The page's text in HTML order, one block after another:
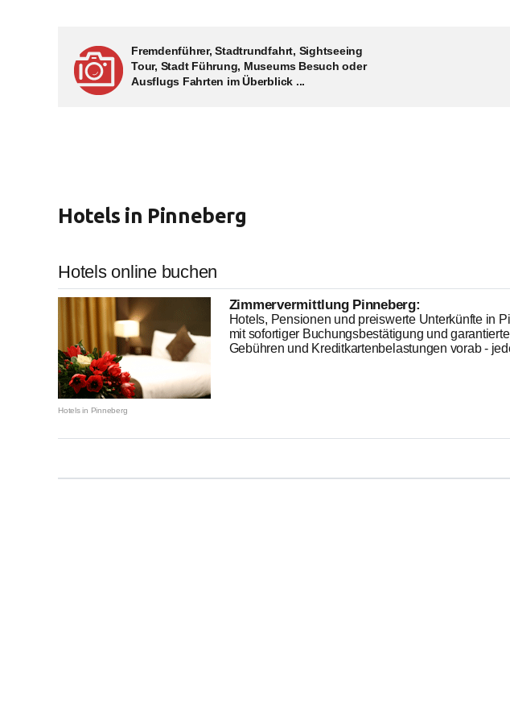
Fremdenführer, Stadtrundfahrt, Sightseeing
Tour, Stadt Führung, Museums Besuch oder
Ausflugs Fahrten im Überblick ...
Hotels in Pinneberg
Hotels online buchen
Hotels in Pinneberg
Zimmervermittlung Pinneberg:
Hotels, Pensionen und preiswerte Unterkünfte in
mit sofortiger Buchungsbestätigung und
Gebühren und Kreditkartenbelastungen vorab -